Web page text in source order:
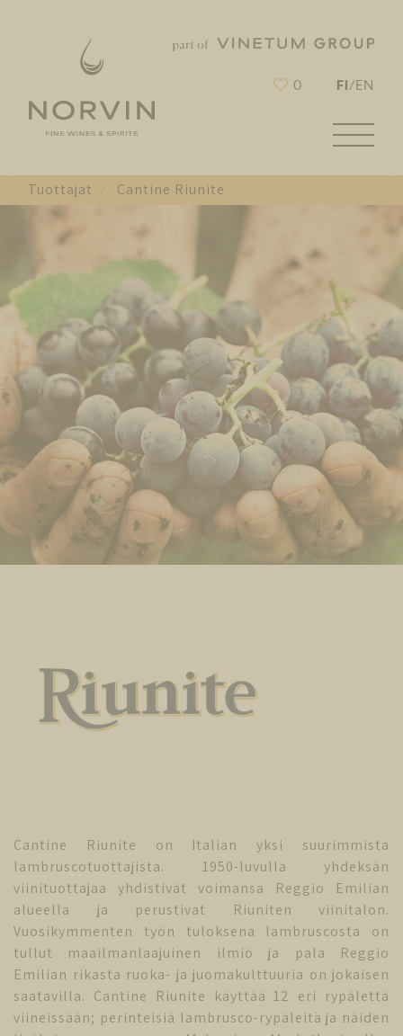
0 FI/EN
Tuottajat Cantine Riunite
Cantine Riunite on Italian yksi suurimmista
lambruscotuottajista. 1950-luvulla yhdeksän
viinituottajaa yhdistivät voimansa Reggio Emilian
alueella ja perustivat Riuniten viinitalon.
Vuosikymmenten työn tuloksena lambruscosta on
tullut maailmanlaajuinen ilmiö ja pala Reggio
Emilian rikasta ruoka- ja juomakulttuuria on jokaisen
saatavilla. Cantine Riunite käyttää 12 eri rypälettä
viineissään; perinteisiä lambrusco-rypäleitä ja näiden